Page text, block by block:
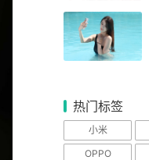
热门标签
小米
OPPO